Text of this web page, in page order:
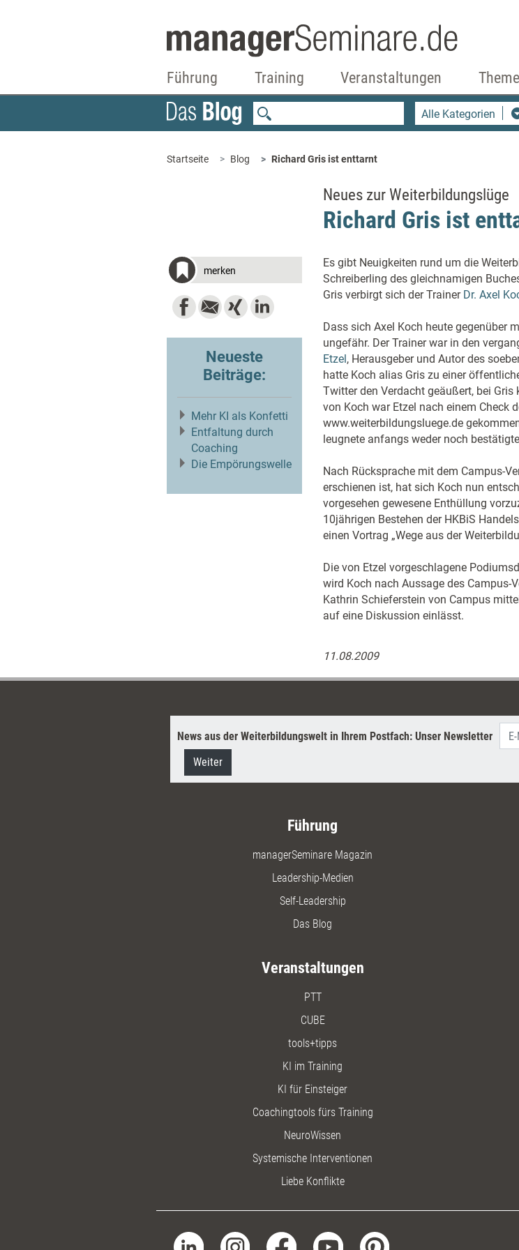
Führung Training Veranstaltungen
Alle Kategorien
Startseite Blog Richard Gris ist enttarnt
Neues zur Weiterbildungslüge
Richard Gris ist
merken
Neueste
Beiträge:
Mehr KI als Konfetti
Entfaltung durch
Coaching
Die Empörungswelle
Es gibt Neuigkeiten rund um die
Schreiberling des gleichnamigen
Gris verbirgt sich der Trainer Dr. Axel
Dass sich Axel Koch heute gegenüber
ungefähr. Der Trainer war in den
Etzel, Herausgeber und Autor des
hatte Koch alias Gris zu einer
Twitter den Verdacht geäußert, bei
von Koch war Etzel nach einem Check
www.weiterbildungsluege.de
leugnete anfangs weder noch
Nach Rücksprache mit dem Campus-
erschienen ist, hat sich Koch nun
vorgesehen gewesene Enthüllung
10jährigen Bestehen der HKBiS
einen Vortrag „Wege aus der
Die von Etzel vorgeschlagene
wird Koch nach Aussage des Campus-
Kathrin Schieferstein von Campus
auf eine Diskussion einlässt.
11.08.2009
News aus der Weiterbildungswelt in Ihrem Postfach: Unser Newsletter
Weiter
Führung
managerSeminare Magazin
Leadership-Medien
Self-Leadership
Das Blog
Veranstaltungen
PTT
CUBE
tools+tipps
KI im Training
KI für Einsteiger
Coachingtools fürs Training
NeuroWissen
Systemische Interventionen
Liebe Konflikte